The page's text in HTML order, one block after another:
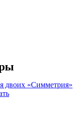
двоих «Симметрия»